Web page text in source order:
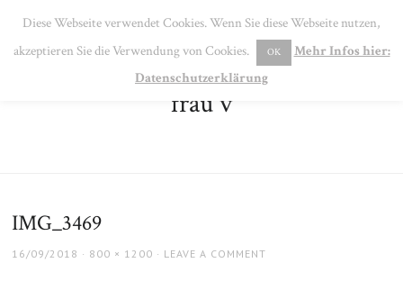
MENU
frau v
IMG_3469
POSTED
16/09/2018
FULL
800 × 1200 LEAVE A COMMENT
Diese Webseite verwendet Cookies. Wenn Sie diese Webseite nutzen,
akzeptieren Sie die Verwendung von Cookies.
OK
Mehr Infos hier:
Datenschutzerklärung